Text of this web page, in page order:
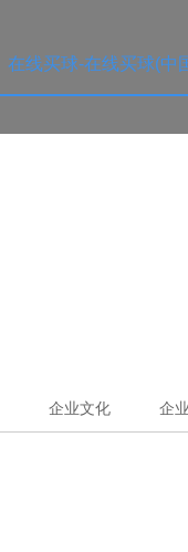
在线买球-在线买球(中
企业文化 企